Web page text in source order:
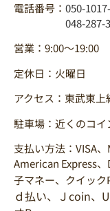
電話番号： 050-
048-287-
営業：9:00～19:00
定休日：火曜日
アクセス：東武東
駐車場：近くのコ
支払い方法：VISA
American Express
子マネー、クイック
ｄ払い、Ｊcoin、